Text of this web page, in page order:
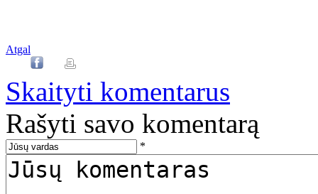
Atgal
Skaityti komentarus
Rašyti savo komentarą
*